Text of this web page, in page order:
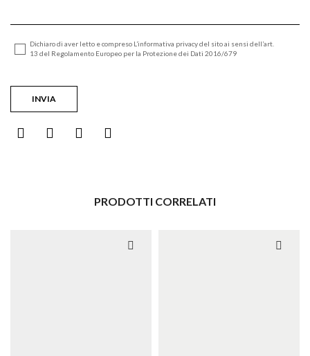
Dichiaro di aver letto e compreso L’informativa privacy del sito ai sensi dell’art.
13 del Regolamento Europeo per la Protezione dei Dati 2016/679
PRODOTTI CORRELATI